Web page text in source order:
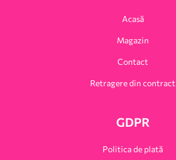
Acasă
Magazin
Contact
Retragere din contract
GDPR
Politica de plată